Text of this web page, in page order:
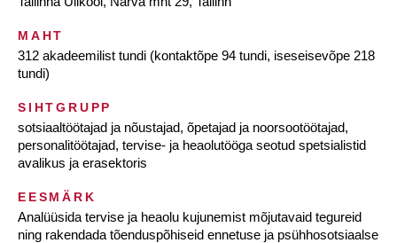
MAHT
312 akadeemilist tundi (kontaktõpe 94 tundi, iseseisevõpe 218
tundi)
SIHTGRUPP
sotsiaaltöötajad ja nõustajad, õpetajad ja noorsootöötajad,
personalitöötajad, tervise- ja heaolutööga seotud spetsialistid
avalikus ja erasektoris
EESMÄRK
Analüüsida tervise ja heaolu kujunemist mõjutavaid tegureid
ning rakendada tõenduspõhiseid ennetuse ja psühhosotsiaalse